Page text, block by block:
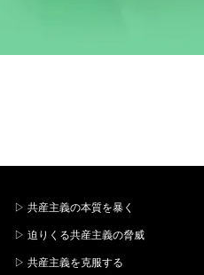
▷ 共産主義の本質を暴く
▷ 迫りくる共産主義の脅威
▷ 共産主義を克服する